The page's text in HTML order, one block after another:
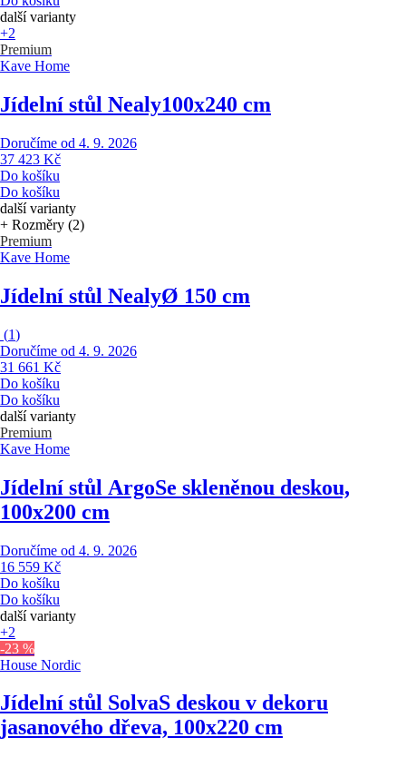
další varianty
+2
Premium
Kave Home
Jídelní stůl Nealy100x240 cm
Doručíme od 4. 9. 2026
37 423 Kč
Do košíku
Do košíku
další varianty
+ Rozměry (2)
Premium
Kave Home
Jídelní stůl NealyØ 150 cm
(1)
Doručíme od 4. 9. 2026
31 661 Kč
Do košíku
Do košíku
další varianty
Premium
Kave Home
Jídelní stůl ArgoSe skleněnou deskou,
100x200 cm
Doručíme od 4. 9. 2026
16 559 Kč
Do košíku
Do košíku
další varianty
+2
-23 %
House Nordic
Jídelní stůl SolvaS deskou v dekoru
jasanového dřeva, 100x220 cm